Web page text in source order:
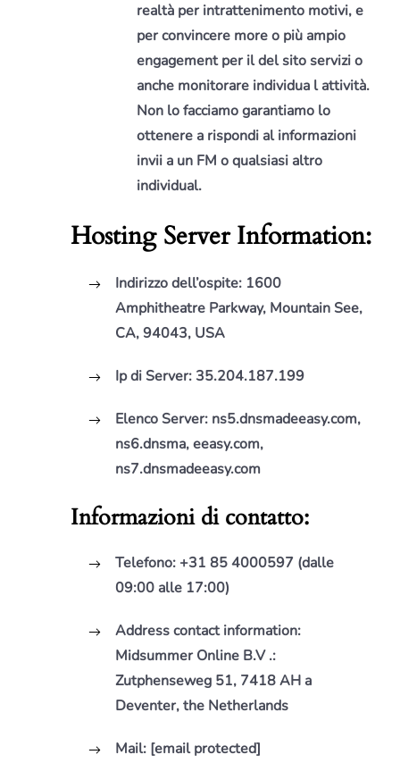
realtà per intrattenimento motivi, e
per convincere more o più ampio
engagement per il del sito servizi o
anche monitorare individua l attività.
Non lo facciamo garantiamo lo
ottenere a rispondi al informazioni
invii a un FM o qualsiasi altro
individual.
Hosting Server Information:
Indirizzo dell’ospite: 1600
Amphitheatre Parkway, Mountain See,
CA, 94043, USA
Ip di Server: 35.204.187.199
Elenco Server: ns5.dnsmadeeasy.com,
ns6.dnsma, eeasy.com,
ns7.dnsmadeeasy.com
Informazioni di contatto:
Telefono: +31 85 4000597 (dalle
09:00 alle 17:00)
Address contact information:
Midsummer Online B.V .:
Zutphenseweg 51, 7418 AH a
Deventer, the Netherlands
Mail: [email protected]